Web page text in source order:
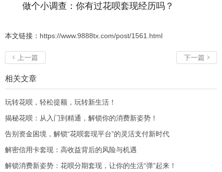
做个小调查：你有过花呗套现经历吗？
本文链接： https://www.9888tx.com/post/1561.html
 上一篇 下一篇 
相关文章
玩转花呗，轻松提额，玩转新生活！
揭秘花呗：从入门到精通，解锁你的消费新姿势！
告别资金困境，解锁“花呗套现平台”的灵活支付新时代
解密信用卡套现：高收益背后的风险与机遇
解锁消费新姿势：花呗分期套现，让你的生活“弹”起来！